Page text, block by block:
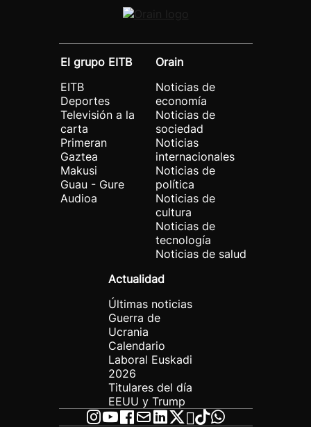
El grupo EITB
EITB
Deportes
Televisión a la
carta
Primeran
Gaztea
Makusi
Guau - Gure
Audioa
Orain
Noticias de
economía
Noticias de
sociedad
Noticias
internacionales
Noticias de
política
Noticias de
cultura
Noticias de
tecnología
Noticias de salud
Actualidad
Últimas noticias
Guerra de
Ucrania
Calendario
Laboral Euskadi
2026
Titulares del día
EEUU y Trump